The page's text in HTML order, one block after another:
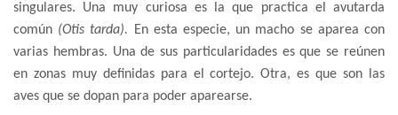
singulares. Una muy curiosa es la que practica el avutarda
común (Otis tarda). En esta especie, un macho se aparea con
varias hembras. Una de sus particularidades es que se reúnen
en zonas muy definidas para el cortejo. Otra, es que son las
aves que se dopan para poder aparearse.